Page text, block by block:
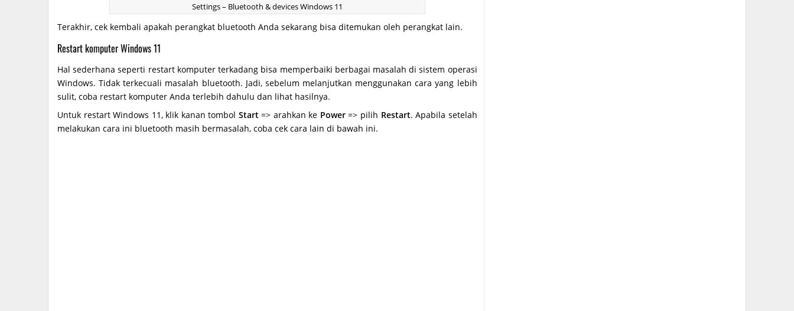
Settings – Bluetooth & devices Windows 11
Terakhir, cek kembali apakah perangkat bluetooth Anda sekarang bisa ditemukan oleh perangkat lain.
Restart komputer Windows 11
Hal sederhana seperti restart komputer terkadang bisa memperbaiki berbagai masalah di sistem operasi
Windows. Tidak terkecuali masalah bluetooth. Jadi, sebelum melanjutkan menggunakan cara yang lebih
sulit, coba restart komputer Anda terlebih dahulu dan lihat hasilnya.
Untuk restart Windows 11, klik kanan tombol Start => arahkan ke Power=> pilih Restart. Apabila setelah
melakukan cara ini bluetooth masih bermasalah, coba cek cara lain di bawah ini.